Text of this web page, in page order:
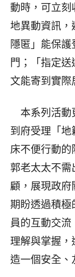
動時，可立刻
地異動資訊，
隱匿」能保
門；「指定
文能寄到實際
本系列活動
到府受理「
床不便行動
郭老太太不
顧，展現政府
期盼透過積極
員的互動交
理解與掌握，
造一個安全、